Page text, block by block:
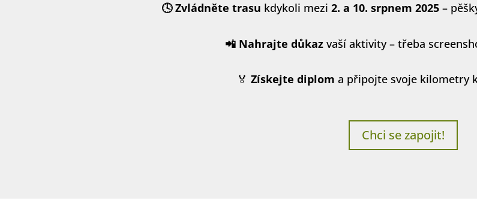
🕓 Zvládněte trasu kdykoli mezi 2. a 10. srpnem 2025 –
📲 Nahrajte důkazvaší aktivity – třeba
🏅 Získejte diplom a připojte svoje kilometry
Chci se zapojit!